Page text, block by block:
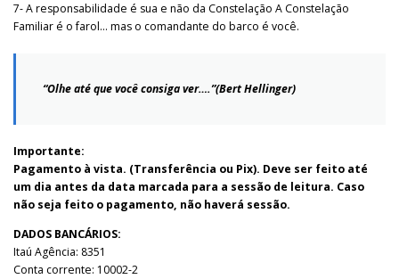
7- A responsabilidade é sua e não da Constelação A Constelação
Familiar é o farol… mas o comandante do barco é você.
“Olhe até que você consiga ver….”(Bert Hellinger)
Importante:
Pagamento à vista. (Transferência ou Pix). Deve ser feito até
um dia antes da data marcada para a sessão de leitura. Caso
não seja feito o pagamento, não haverá sessão.
DADOS BANCÁRIOS:
Itaú Agência: 8351
Conta corrente: 10002-2